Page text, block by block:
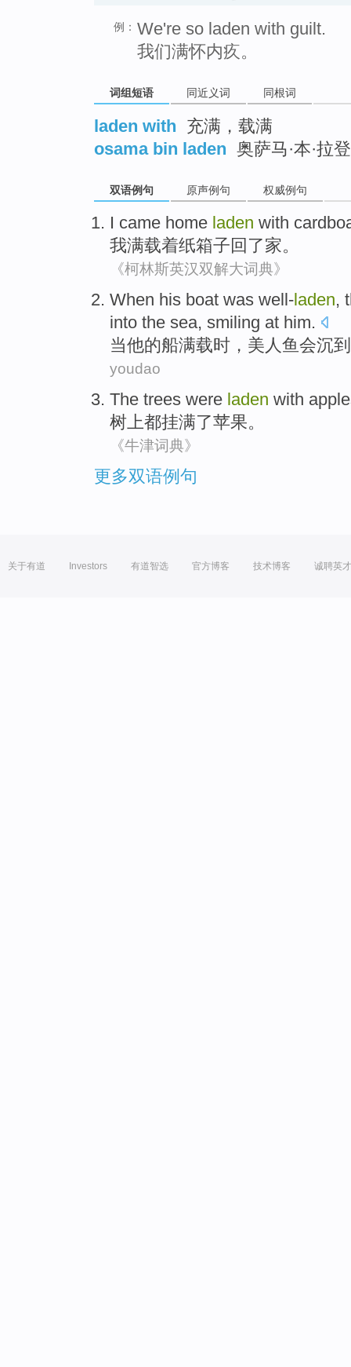
例： We're so laden with guilt.
我们满怀内疚。
词组短语 同近义词 同根词
laden with 充满，载满
osama bin laden 奥萨马·本·拉登
双语例句 原声例句 权威例句
I came home laden with
我满载着纸箱子回了家。
《柯林斯英汉双解大词典》
When his boat was well-laden,
into the sea, smiling at him.
当他的船满载时， 美人鱼会沉到
youdao
The trees were laden with
树上都挂满了苹果。
《牛津词典》
更多双语例句
关于有道 Investors 有道智选 官方博客 技术博客 诚聘英才